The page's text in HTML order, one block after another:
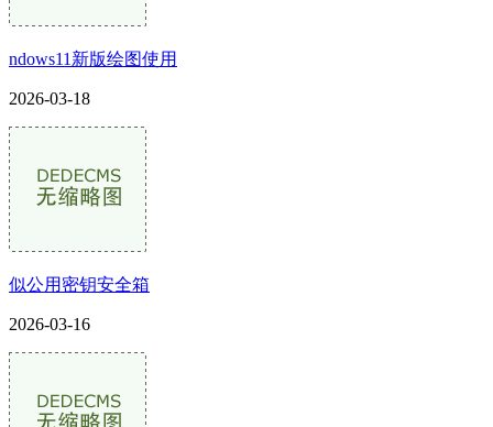
ndows11新版绘图使用
2026-03-18
似公用密钥安全箱
2026-03-16